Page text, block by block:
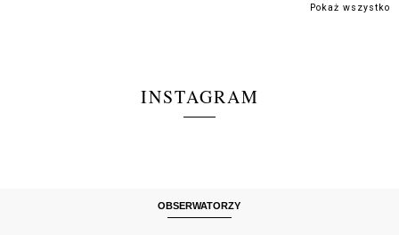
Pokaż wszystko
INSTAGRAM
OBSERWATORZY